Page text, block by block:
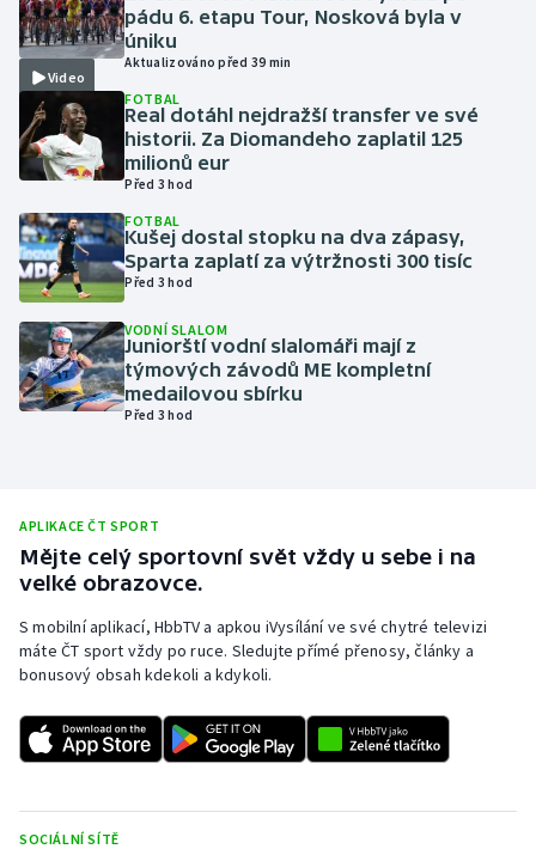
Lezení
Lyže a snowboard
Moderní pětiboj
Motorsport
Olympijské hry
Parasport
Plavání
Plážový volejbal
Rychlobruslení
Rychlostní kanoistika
Short track
Stolní tenis
Triatlon
Video
pádu 6. etapu Tour, Nosková byla v
úniku
Aktualizováno před 39 min
FOTBAL
Real dotáhl nejdražší transfer ve své
historii. Za Diomandeho zaplatil 125
milionů eur
Před 3 hod
FOTBAL
Kušej dostal stopku na dva zápasy,
Sparta zaplatí za výtržnosti 300 tisíc
Před 3 hod
VODNÍ SLALOM
Juniorští vodní slalomáři mají z
týmových závodů ME kompletní
medailovou sbírku
Před 3 hod
APLIKACE ČT SPORT
Mějte celý sportovní svět vždy u sebe i na
velké obrazovce.
S mobilní aplikací, HbbTV a apkou iVysílání ve své chytré televizi
máte ČT sport vždy po ruce. Sledujte přímé přenosy, články a
bonusový obsah kdekoli a kdykoli.
SOCIÁLNÍ SÍTĚ